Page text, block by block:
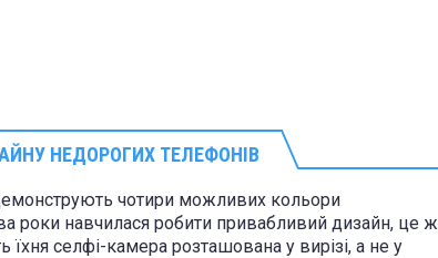
НЕДОРОГИХ ТЕЛЕФОНІВ
чотири можливих кольори
роки навчилася робити привабливий дизайн, це ж
їхня селфі-камера розташована у вирізі, а не у